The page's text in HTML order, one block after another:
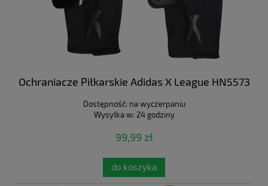
Ochraniacze Piłkarskie Adidas X League HN5573
Dostępność: na wyczerpaniu
Wysyłka w: 24 godziny
99,99 zł
do koszyka